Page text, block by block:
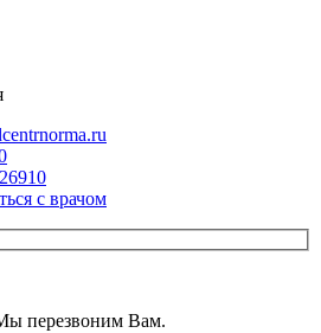
с врачом
перезвоним Вам.